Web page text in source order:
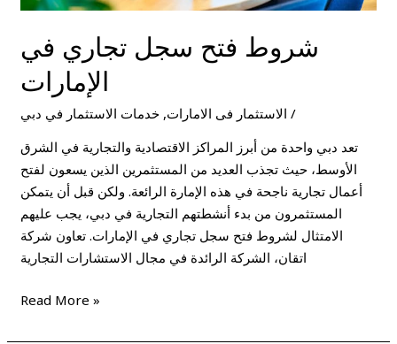
شروط فتح سجل تجاري في
الإمارات
الاستثمار فى الامارات, خدمات الاستثمار في دبي
/
تعد دبي واحدة من أبرز المراكز الاقتصادية والتجارية في الشرق
الأوسط، حيث تجذب العديد من المستثمرين الذين يسعون لفتح
أعمال تجارية ناجحة في هذه الإمارة الرائعة. ولكن قبل أن يتمكن
المستثمرون من بدء أنشطتهم التجارية في دبي، يجب عليهم
الامتثال لشروط فتح سجل تجاري في الإمارات. تعاون شركة
اتقان، الشركة الرائدة في مجال الاستشارات التجارية
Read More »